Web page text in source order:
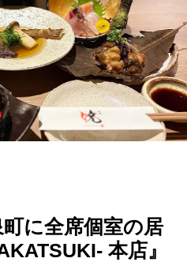
に全席個室の居
本店』